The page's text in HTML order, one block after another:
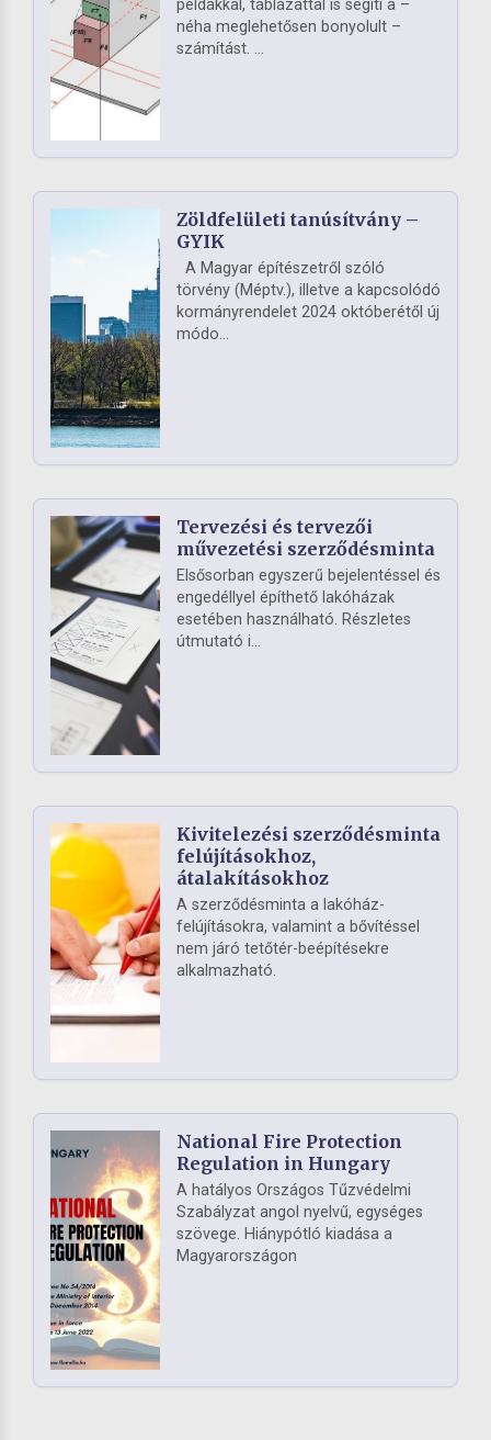
példákkal, táblázattal is segíti a –
néha meglehetősen bonyolult –
számítást. ...
Zöldfelületi tanúsítvány –
GYIK
A Magyar építészetről szóló
törvény (Méptv.), illetve a kapcsolódó
kormányrendelet 2024 októberétől új
módo...
Tervezési és tervezői
művezetési szerződésminta
Elsősorban egyszerű bejelentéssel és
engedéllyel építhető lakóházak
esetében használható. Részletes
útmutató i...
Kivitelezési szerződésminta
felújításokhoz,
átalakításokhoz
A szerződésminta a lakóház-
felújításokra, valamint a bővítéssel
nem járó tetőtér-beépítésekre
alkalmazható.
National Fire Protection
Regulation in Hungary
A hatályos Országos Tűzvédelmi
Szabályzat angol nyelvű, egységes
szövege. Hiánypótló kiadása a
Magyarországon